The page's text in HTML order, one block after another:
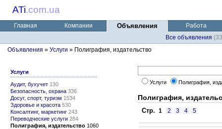
ATi.com.ua
Главная Компании Объявления
Работа
Все объявления
Объявления » Услуги » Полиграфия, издательство
Услуги
Аудит, бухучет 130
Безопасность, охрана 336
Досуг, спорт, туризм 1534
Здоровье и красота 530
Консалтинг, маркетинг 243
Переводческие услуги 284
Полиграфия, издательство 1060
Услуги Полиграфия,
Полиграфия,
Стр. 1 2 3 4 5